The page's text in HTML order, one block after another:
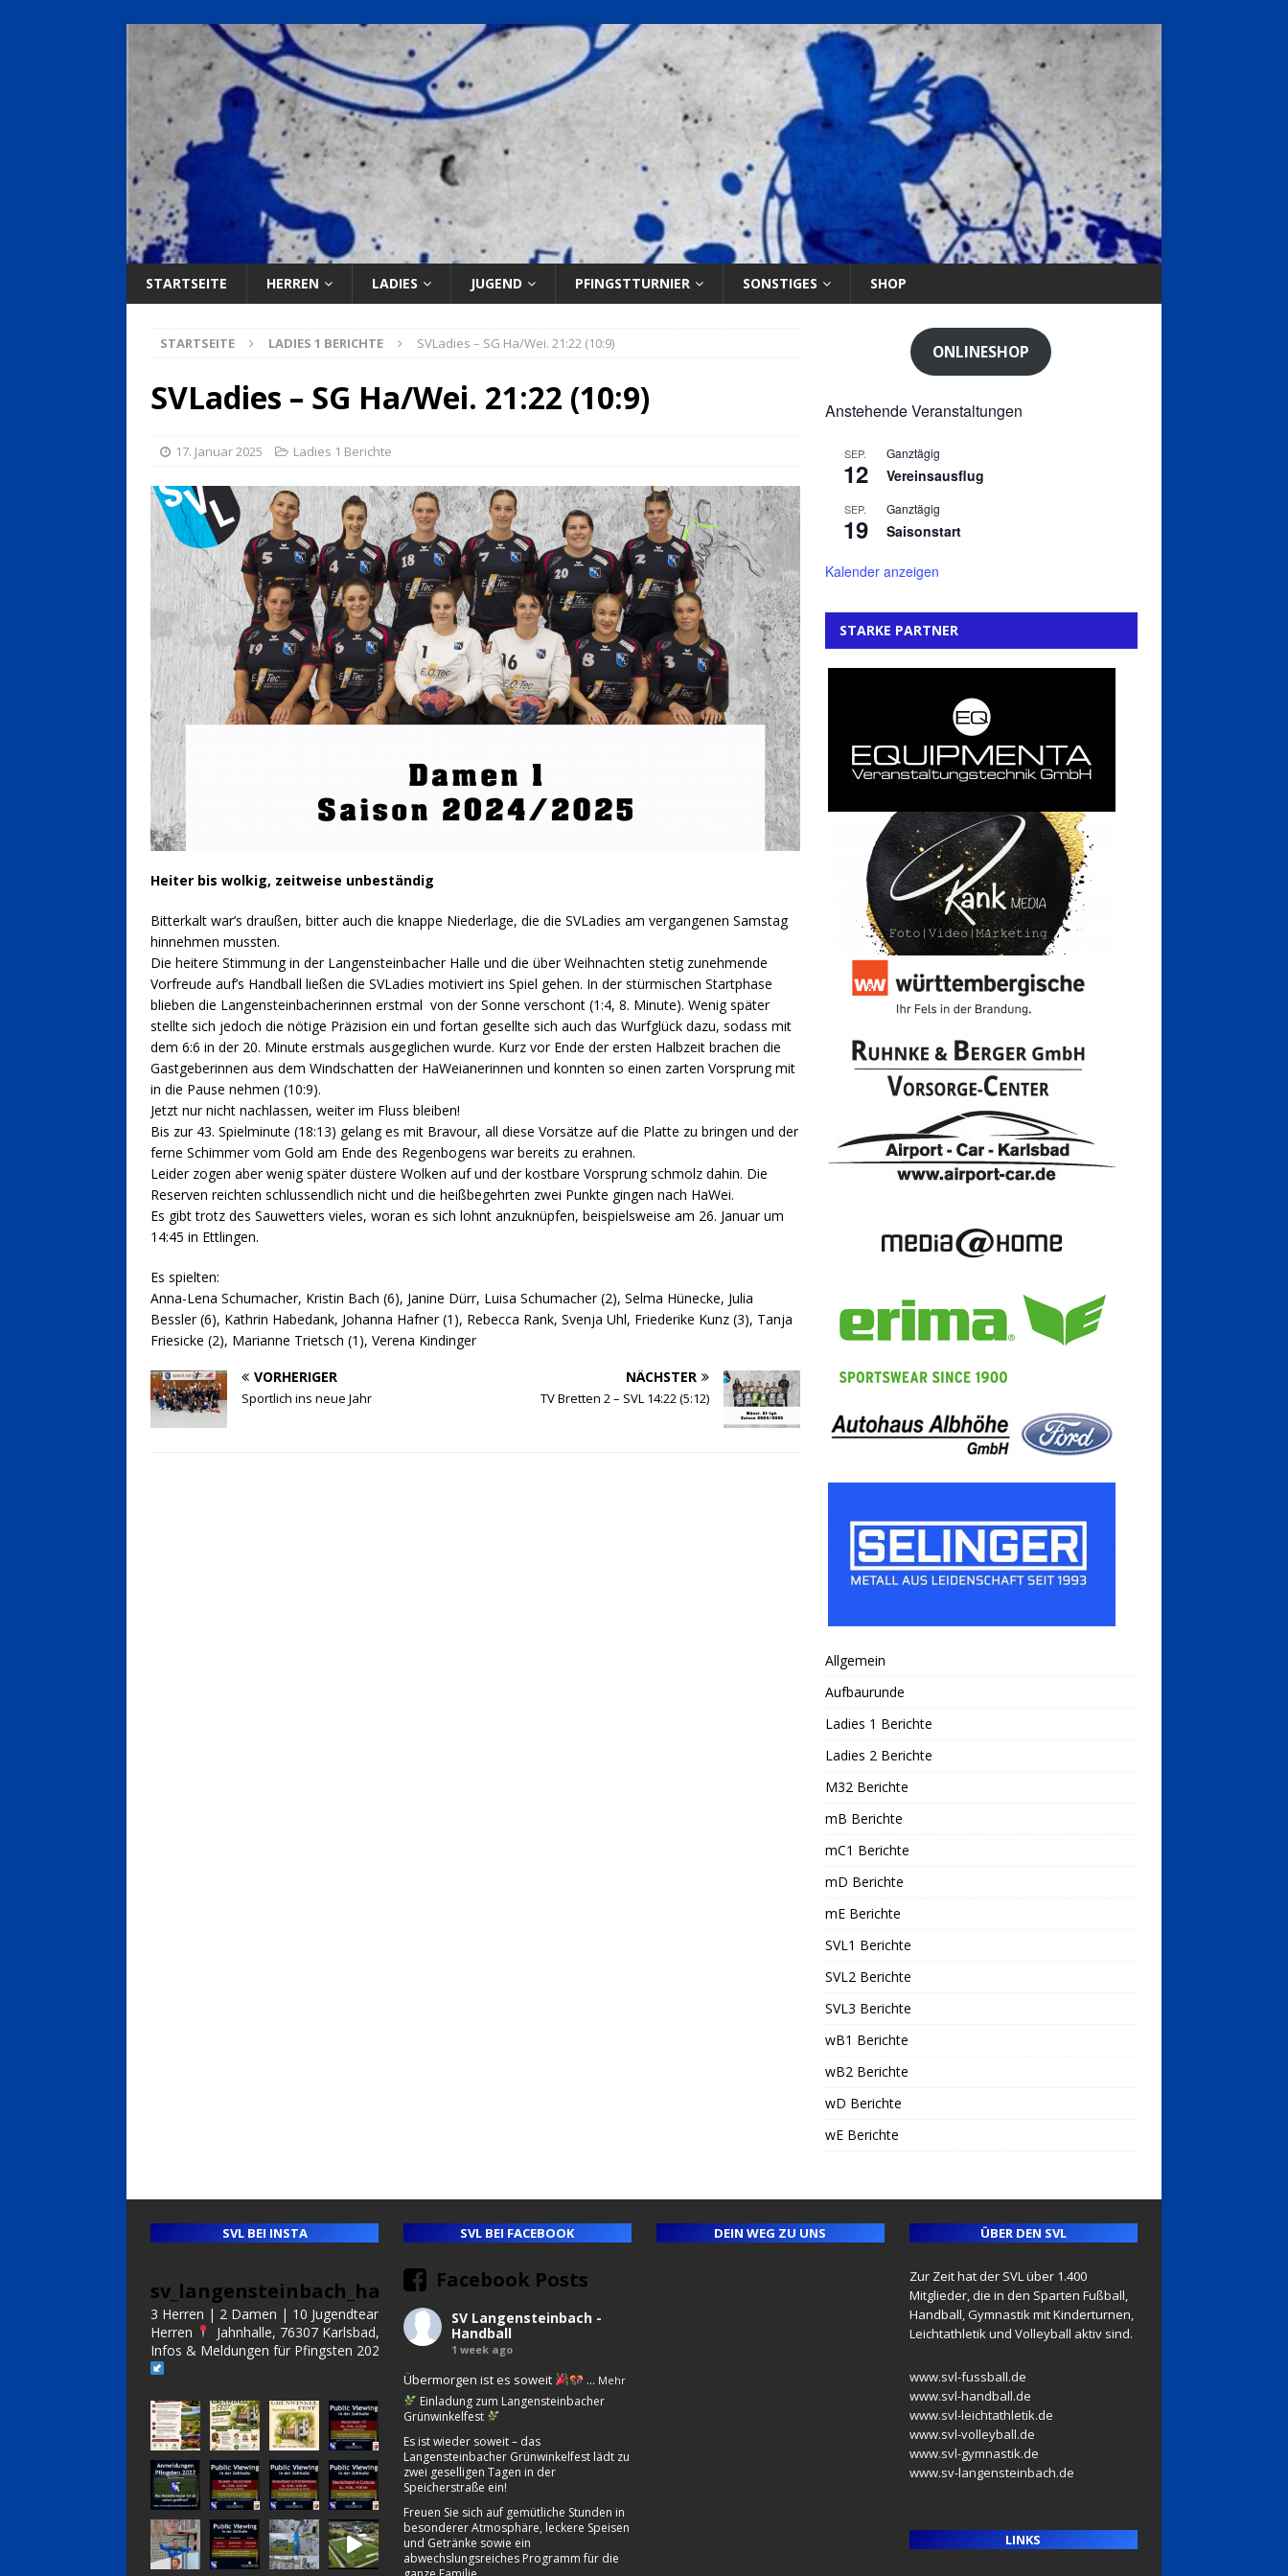
STARTSEITE HERREN LADIES JUGEND PFINGSTTURNIER SONSTIGES SHOP
STARTSEITE LADIES 1 BERICHTE SVLadies – SG Ha/Wei. 21:22 (10:9)
SVLadies – SG Ha/Wei. 21:22 (10:9)
17. Januar 2025 Ladies 1 Berichte
Heiter bis wolkig, zeitweise unbeständig
Bitterkalt war’s draußen, bitter auch die knappe Niederlage, die die SVLadies am vergangenen Samstag
hinnehmen mussten.
Die heitere Stimmung in der Langensteinbacher Halle und die über Weihnachten stetig zunehmende
Vorfreude auf’s Handball ließen die SVLadies motiviert ins Spiel gehen. In der stürmischen Startphase
blieben die Langensteinbacherinnen erstmal von der Sonne verschont (1:4, 8. Minute). Wenig später
stellte sich jedoch die nötige Präzision ein und fortan gesellte sich auch das Wurfglück dazu, sodass mit
dem 6:6 in der 20. Minute erstmals ausgeglichen wurde. Kurz vor Ende der ersten Halbzeit brachen die
Gastgeberinnen aus dem Windschatten der HaWeianerinnen und konnten so einen zarten Vorsprung mit
in die Pause nehmen (10:9).
Jetzt nur nicht nachlassen, weiter im Fluss bleiben!
Bis zur 43. Spielminute (18:13) gelang es mit Bravour, all diese Vorsätze auf die Platte zu bringen und der
ferne Schimmer vom Gold am Ende des Regenbogens war bereits zu erahnen.
Leider zogen aber wenig später düstere Wolken auf und der kostbare Vorsprung schmolz dahin. Die
Reserven reichten schlussendlich nicht und die heißbegehrten zwei Punkte gingen nach HaWei.
Es gibt trotz des Sauwetters vieles, woran es sich lohnt anzuknüpfen, beispielsweise am 26. Januar um
14:45 in Ettlingen.
Es spielten:
Anna-Lena Schumacher, Kristin Bach (6), Janine Dürr, Luisa Schumacher (2), Selma Hünecke, Julia
Bessler (6), Kathrin Habedank, Johanna Hafner (1), Rebecca Rank, Svenja Uhl, Friederike Kunz (3), Tanja
Friesicke (2), Marianne Trietsch (1), Verena Kindinger
VORHERIGER
Sportlich ins neue Jahr
NÄCHSTER
TV Bretten 2 – SVL 14:22 (5:12)
ONLINESHOP
Anstehende Veranstaltungen
SEP.
12
Ganztägig
Vereinsausflug
SEP.
19
Ganztägig
Saisonstart
Kalender anzeigen
STARKE PARTNER
Allgemein
Aufbaurunde
Ladies 1 Berichte
Ladies 2 Berichte
M32 Berichte
mB Berichte
mC1 Berichte
mD Berichte
mE Berichte
SVL1 Berichte
SVL2 Berichte
SVL3 Berichte
wB1 Berichte
wB2 Berichte
wD Berichte
wE Berichte
SVL BEI INSTA
sv_langensteinbach_handball
3 Herren | 2 Damen | 10 Jugendteams | Alte
Herren
Jahnhalle, 76307 Karlsbad, Germany
Infos & Meldungen für Pfingsten 2027:
SVL BEI FACEBOOK
Facebook Posts
SV Langensteinbach -
Handball
1 week ago
Übermorgen ist es soweit
Einladung zum Langensteinbacher
Grünwinkelfest
Es ist wieder soweit – das
Langensteinbacher Grünwinkelfest lädt zu
zwei geselligen Tagen in der
Speicherstraße ein!
Freuen Sie sich auf gemütliche Stunden in
besonderer Atmosphäre, leckere Speisen
und Getränke sowie ein
abwechslungsreiches Programm für die
... Mehr
DEIN WEG ZU UNS ÜBER DEN SVL
Zur Zeit hat der SVL über 1.400
Mitglieder, die in den Sparten Fußball,
Handball, Gymnastik mit Kinderturnen,
Leichtathletik und Volleyball aktiv sind.
www.svl-fussball.de
www.svl-handball.de
www.svl-leichtathletik.de
www.svl-volleyball.de
www.svl-gymnastik.de
www.sv-langensteinbach.de
LINKS